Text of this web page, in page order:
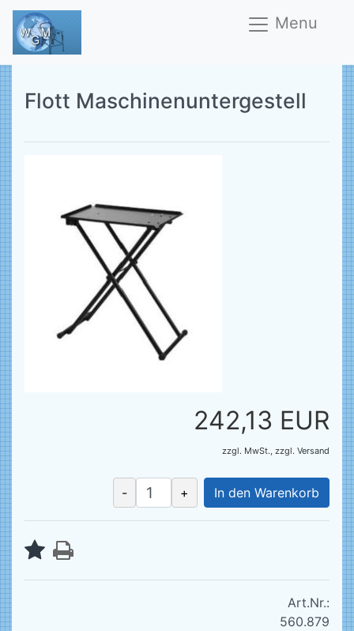
Menu
Flott Maschinenuntergestell
242,13 EUR
zzgl. MwSt., zzgl. Versand
- + In den Warenkorb
Art.Nr.:
560.879